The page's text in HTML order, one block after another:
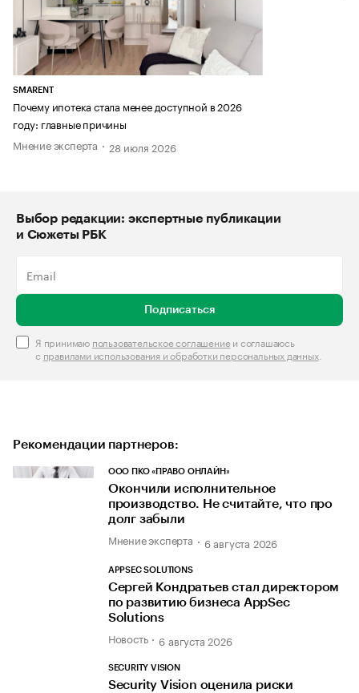
SMARENT
Почему ипотека стала менее доступной в 2026
году: главные причины
Мнение эксперта
28 июля 2026
Выбор редакции: экспертные публикации
и Сюжеты РБК
Подписаться
Я принимаю пользовательское соглашениеи соглашаюсь
с правилами использования и обработки персональных данных.
Рекомендации партнеров:
ООО ПКО «ПРАВО ОНЛАЙН»
Окончили исполнительное
производство. Не считайте, что про
долг забыли
Мнение эксперта 6 августа 2026
APPSEC SOLUTIONS
Сергей Кондратьев стал директором
по развитию бизнеса AppSec
Solutions
Новость 6 августа 2026
SECURITY VISION
Security Vision оценила риски